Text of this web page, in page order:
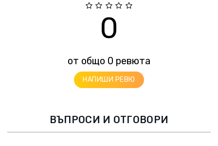
0
от общо 0 ревюта
НАПИШИ РЕВЮ
ВЪПРОСИ И ОТГОВОРИ